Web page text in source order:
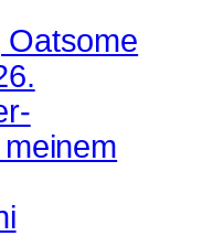
Oatsome